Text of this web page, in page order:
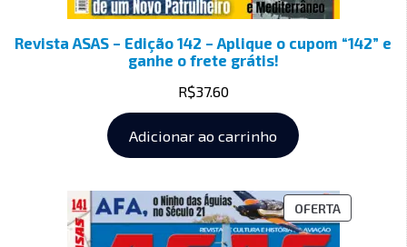
Revista ASAS – Edição 142 – Aplique o cupom “142” e
ganhe o frete grátis!
R$37.60
Adicionar ao carrinho
OFERTA